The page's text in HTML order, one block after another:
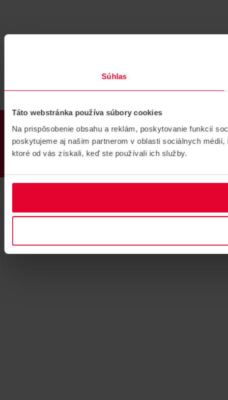
Súhlas
Táto webstránka používa súbory cookies
Na prispôsobenie obsahu a reklám, poskytovanie funkcií
poskytujeme aj našim partnerom v oblasti sociálnych
ktoré od vás získali, keď ste používali ich služby.
PRODUKTY